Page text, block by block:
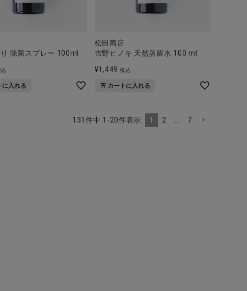
除菌スプレー 100ml
込
に入れる
松田商店
吉野ヒノキ 天然蒸留水 100 ml
¥1,449 税込
カートに入れる
131件中 1 -20件表示 1 2 7